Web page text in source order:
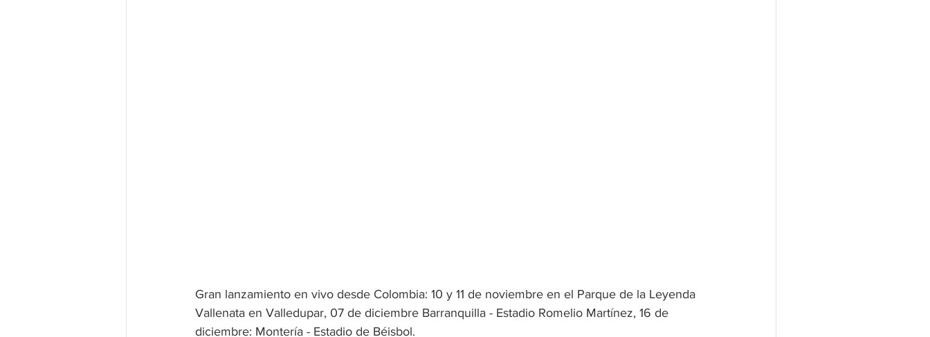
Gran lanzamiento en vivo desde Colombia: 10 y 11 de noviembre en el Parque de la Leyenda
Vallenata en Valledupar, 07 de diciembre Barranquilla - Estadio Romelio Martínez, 16 de
diciembre: Montería - Estadio de Béisbol.